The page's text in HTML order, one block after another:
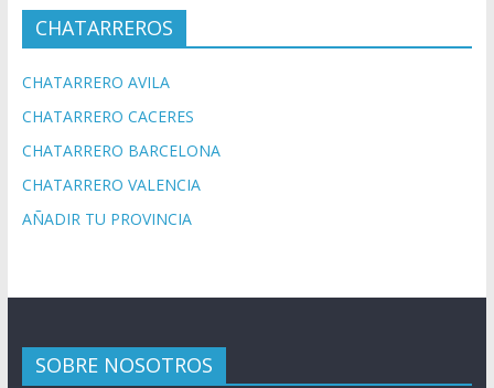
CHATARREROS
CHATARRERO AVILA
CHATARRERO CACERES
CHATARRERO BARCELONA
CHATARRERO VALENCIA
AÑADIR TU PROVINCIA
SOBRE NOSOTROS